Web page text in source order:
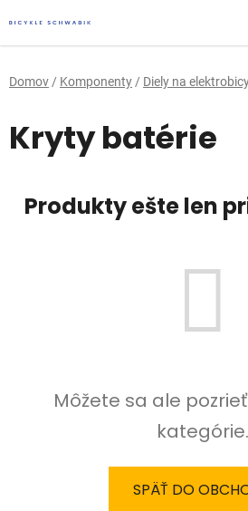
na
obsah
Domov / Komponenty / Diely na
Kryty batérie
Produkty ešte len
Môžete sa ale
kategórie.
SPÄŤ DO